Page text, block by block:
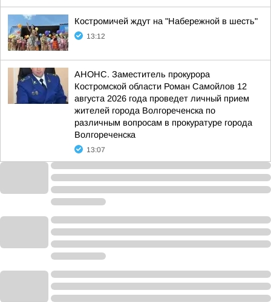
Костромичей ждут на "Набережной в шесть"
13:12
АНОНС. Заместитель прокурора
Костромской области Роман Самойлов 12
августа 2026 года проведет личный прием
жителей города Волгореченска по
различным вопросам в прокуратуре города
Волгореченска
13:07